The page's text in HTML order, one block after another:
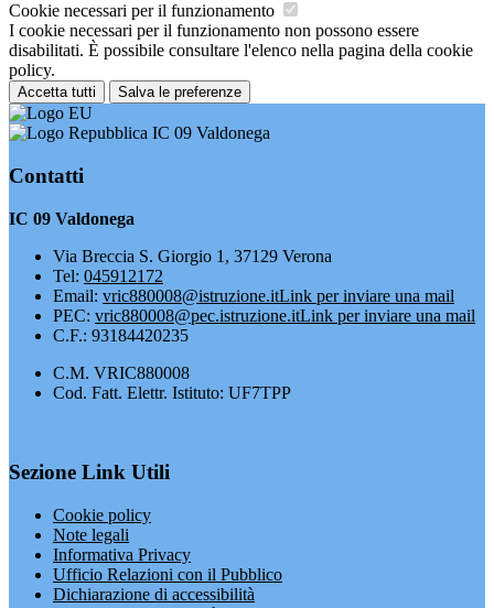
Cookie necessari per il funzionamento
I cookie necessari per il funzionamento non possono essere
disabilitati. È possibile consultare l'elenco nella pagina della cookie
policy.
Accetta tutti Salva le preferenze
IC 09 Valdonega
Contatti
IC 09 Valdonega
Via Breccia S. Giorgio 1, 37129 Verona
Tel: 045912172
Email: vric880008@istruzione.itLink per inviare una mail
PEC: vric880008@pec.istruzione.itLink per inviare una mail
C.F.: 93184420235
C.M. VRIC880008
Cod. Fatt. Elettr. Istituto: UF7TPP
Sezione Link Utili
Cookie policy
Note legali
Informativa Privacy
Ufficio Relazioni con il Pubblico
Dichiarazione di accessibilità